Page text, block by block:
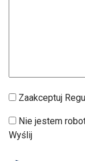
Zaakceptuj
Nie jestem
Wyślij